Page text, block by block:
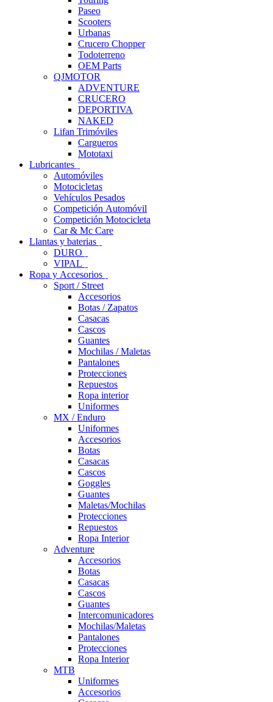
Paseo
Scooters
Urbanas
Crucero Chopper
Todoterreno
OEM Parts
QJMOTOR
ADVENTURE
CRUCERO
DEPORTIVA
NAKED
Lifan Trimóviles
Cargueros
Mototaxi
Lubricantes
Automóviles
Motocicletas
Vehículos Pesados
Competición Automóvil
Competición Motocicleta
Car & Mc Care
Llantas y baterias
DURO
VIPAL
Ropa y Accesorios
Sport / Street
Accesorios
Botas / Zapatos
Casacas
Cascos
Guantes
Mochilas / Maletas
Pantalones
Protecciones
Repuestos
Ropa interior
Uniformes
MX / Enduro
Uniformes
Accesorios
Botas
Casacas
Cascos
Goggles
Guantes
Maletas/Mochilas
Protecciones
Repuestos
Ropa Interior
Adventure
Accesorios
Botas
Casacas
Cascos
Guantes
Intercomunicadores
Mochilas/Maletas
Pantalones
Protecciones
Ropa Interior
MTB
Uniformes
Accesorios